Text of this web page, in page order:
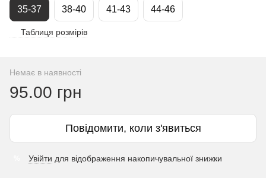
35-37 38-40 41-43 44-46
Таблиця розмірів
Немає в наявності
95.00 грн
Повідомити, коли з'явиться
Увійти для відображення накопичувальної знижки